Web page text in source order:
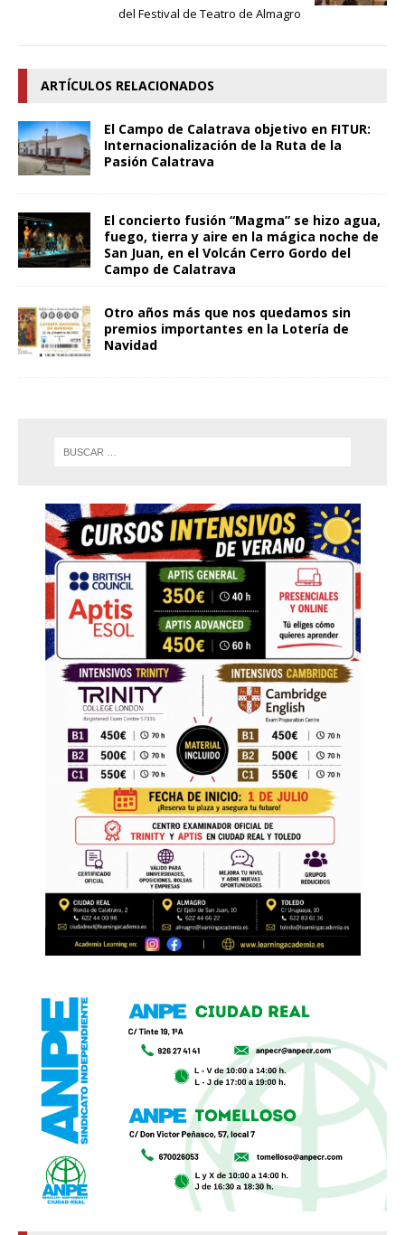
del Festival de Teatro de Almagro
ARTÍCULOS RELACIONADOS
El Campo de Calatrava objetivo en FITUR:
Internacionalización de la Ruta de la
Pasión Calatrava
El concierto fusión “Magma” se hizo agua,
fuego, tierra y aire en la mágica noche de
San Juan, en el Volcán Cerro Gordo del
Campo de Calatrava
Otro años más que nos quedamos sin
premios importantes en la Lotería de
Navidad